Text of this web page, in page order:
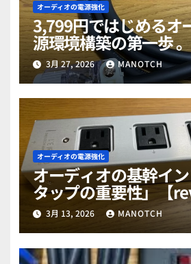
オーディオの電源強化
3,799円ではじめるオ
源環境構築の第一歩
とドライヤーで暴く
3月 27, 2026 MANOTCH
オーディオの電源強化
オーディオの基幹イ
タップの重要性」【
化の警鐘と最新活用術
3月 13, 2026 MANOTCH